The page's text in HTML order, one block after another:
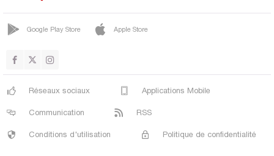
Çorum
Denizli
Diyarbakır
Düzce
Edirne
Elazığ
Erzincan
Google Play Store Apple Store
Réseaux sociaux Applications Mobile
Communication RSS
Conditions d'utilisation Politique de confidentialité